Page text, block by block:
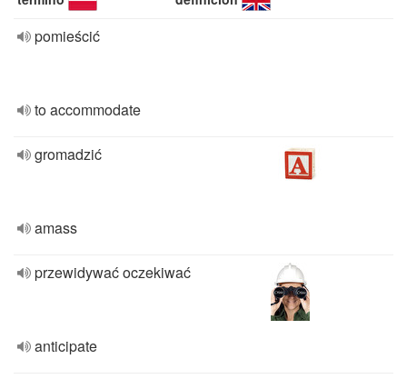
pomieścić
to accommodate
gromadzić
amass
przewidywać oczekiwać
anticipate